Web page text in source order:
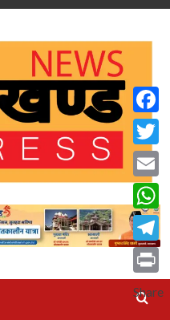
Email
Print
Share